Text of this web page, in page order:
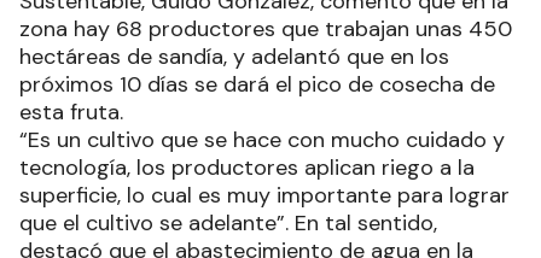
zona hay 68 productores que trabajan unas 450
hectáreas de sandía, y adelantó que en los
próximos 10 días se dará el pico de cosecha de
esta fruta.
“Es un cultivo que se hace con mucho cuidado y
tecnología, los productores aplican riego a la
superficie, lo cual es muy importante para lograr
que el cultivo se adelante”. En tal sentido,
destacó que el abastecimiento de agua en la